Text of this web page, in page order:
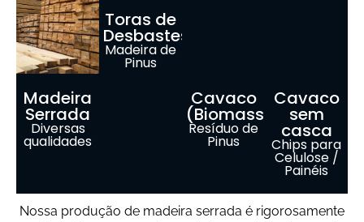
Madeira
Serrada
Diversas
qualidades
Toras de
Desbastes
Madeira de
Pinus
Cavaco
(Biomassa)
Resíduo de
Pinus
Cavaco
sem
casca
Chips para
Celulose /
Painéis
Nossa produção de madeira serrada é rigorosamente